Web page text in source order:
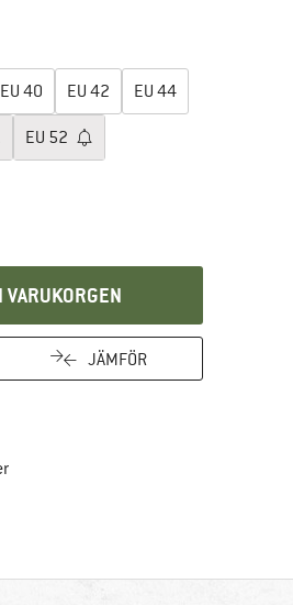
EU 40 EU 42 EU 44
EU 52
öppnas i en inforuta och innehåller
I VARUKORGEN
JÄMFÖR
returpolicyn här Öppnas i en inforuta
- hitta all information här!